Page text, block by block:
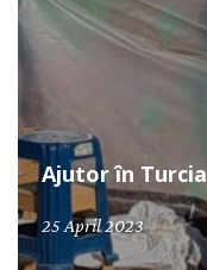
Ajutor în Turcia
25 April 2023